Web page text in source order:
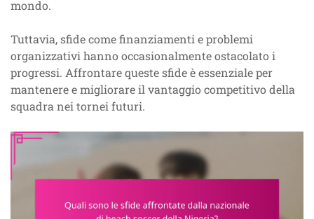
mondo.
Tuttavia, sfide come finanziamenti e problemi
organizzativi hanno occasionalmente ostacolato i
progressi. Affrontare queste sfide è essenziale per
mantenere e migliorare il vantaggio competitivo della
squadra nei tornei futuri.